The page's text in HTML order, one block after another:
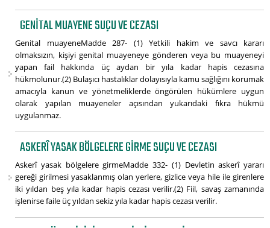
GENITAL MUAYENE SUÇU VE CEZASI
Genital muayeneMadde 287- (1) Yetkili hakim ve savcı kararı
olmaksızın, kişiyi genital muayeneye gönderen veya bu muayeneyi
yapan fail hakkında üç aydan bir yıla kadar hapis cezasına
hükmolunur.(2) Bulaşıcı hastalıklar dolayısıyla kamu sağlığını korumak
amacıyla kanun ve yönetmeliklerde öngörülen hükümlere uygun
olarak yapılan muayeneler açısından yukarıdaki fıkra hükmü
uygulanmaz.
ASKERÎ YASAK BÖLGELERE GIRME SUÇU VE CEZASI
Askerî yasak bölgelere girmeMadde 332- (1) Devletin askerî yararı
gereği girilmesi yasaklanmış olan yerlere, gizlice veya hile ile girenlere
iki yıldan beş yıla kadar hapis cezası verilir.(2) Fiil, savaş zamanında
işlenirse faile üç yıldan sekiz yıla kadar hapis cezası verilir.